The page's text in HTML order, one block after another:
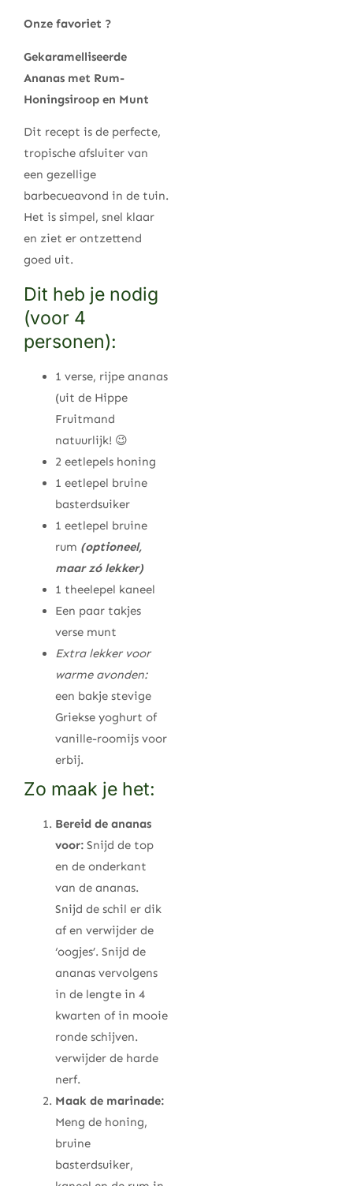
Onze favoriet ?
Gekaramelliseerde
Ananas met Rum-
Honingsiroop en Munt
Dit recept is de perfecte,
tropische afsluiter van
een gezellige
barbecueavond in de tuin.
Het is simpel, snel klaar
en ziet er ontzettend
goed uit.
Dit heb je nodig
(voor 4
personen):
1 verse, rijpe ananas
(uit de Hippe
Fruitmand
natuurlijk! 😉
2 eetlepels honing
1 eetlepel bruine
basterdsuiker
1 eetlepel bruine
rum (optioneel,
maar zó lekker)
1 theelepel kaneel
Een paar takjes
verse munt
Extra lekker voor
warme avonden:
een bakje stevige
Griekse yoghurt of
vanille-roomijs voor
erbij.
Zo maak je het:
Bereid de ananas
voor: Snijd de top
en de onderkant
van de ananas.
Snijd de schil er dik
af en verwijder de
‘oogjes’. Snijd de
ananas vervolgens
in de lengte in 4
kwarten of in mooie
ronde schijven.
verwijder de harde
nerf.
Maak de marinade:
Meng de honing,
bruine
basterdsuiker,